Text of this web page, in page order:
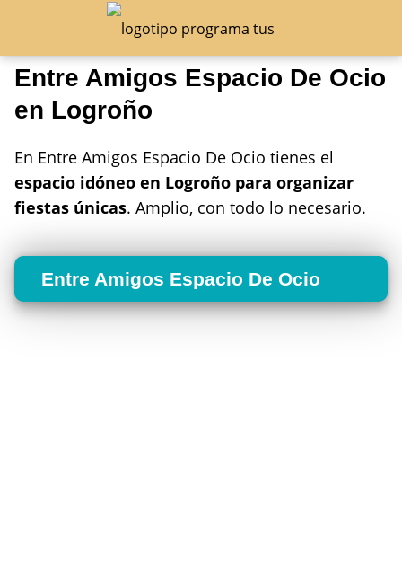
Entre Amigos Espacio De Ocio
en Logroño
En Entre Amigos Espacio De Ocio tienes el
espacio idóneo en Logroño para organizar
fiestas únicas. Amplio, con todo lo necesario.
Entre Amigos Espacio De Ocio